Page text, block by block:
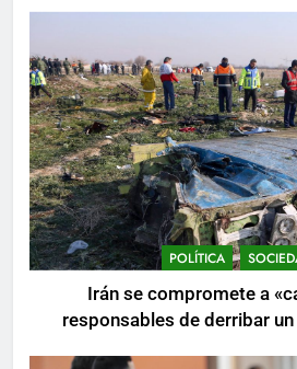
POLÍTICA
Irán se compromete a
responsables de derribar